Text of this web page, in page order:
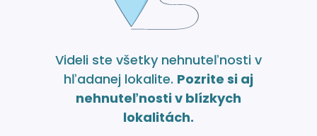
Videli ste všetky nehnuteľnosti v
hľadanej lokalite. Pozrite si aj
nehnuteľnosti v blízkych
lokalitách.